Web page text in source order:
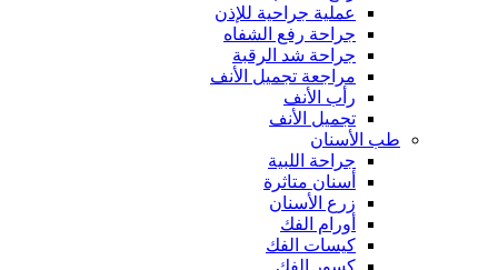
عملية جراحية للإذن
جراحة رفع الشفاه
جراحة شد الرقبة
مراجعة تجميل الأنف
رأب الأنف
تجميل الأنف
طب الأسنان
جراحة اللبية
أسنان متاثرة
زرع الأسنان
أورام الفك
كيسات الفك